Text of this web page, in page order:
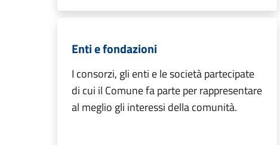
Enti e fondazioni
I consorzi, gli enti e le società partecipate
di cui il Comune fa parte per rappresentare
al meglio gli interessi della comunità.